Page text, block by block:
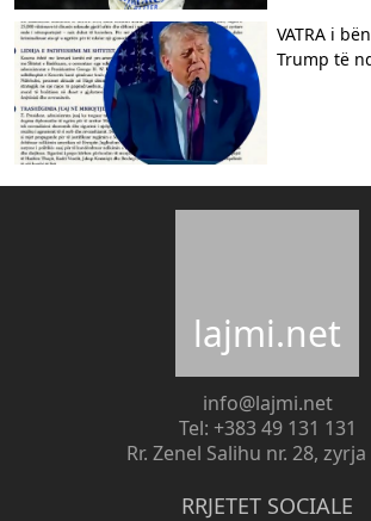
VATRA i
Trump të
lajmi.net
info@lajmi.net
Tel: +383 49 131 131
Rr. Zenel Salihu nr. 28, zyrja
RRJETET SOCIALE